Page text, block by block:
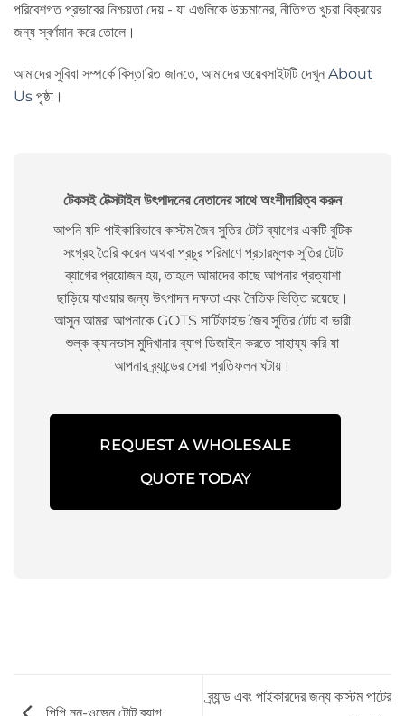
পরিবেশগত প্রভাবের নিশ্চয়তা দেয় - যা এগুলিকে উচ্চমানের, নীতিগত খুচরা বিক্রয়ের
জন্য স্বর্ণমান করে তোলে।
আমাদের সুবিধা সম্পর্কে বিস্তারিত জানতে, আমাদের ওয়েবসাইটটি দেখুন About
Us পৃষ্ঠা।
টেকসই টেক্সটাইল উৎপাদনের নেতাদের সাথে অংশীদারিত্ব করুন
আপনি যদি পাইকারিভাবে কাস্টম জৈব সুতির টোট ব্যাগের একটি বুটিক
সংগ্রহ তৈরি করেন অথবা প্রচুর পরিমাণে প্রচারমূলক সুতির টোট
ব্যাগের প্রয়োজন হয়, তাহলে আমাদের কাছে আপনার প্রত্যাশা
ছাড়িয়ে যাওয়ার জন্য উৎপাদন দক্ষতা এবং নৈতিক ভিত্তি রয়েছে।
আসুন আমরা আপনাকে GOTS সার্টিফাইড জৈব সুতির টোট বা ভারী
শুল্ক ক্যানভাস মুদিখানার ব্যাগ ডিজাইন করতে সাহায্য করি যা
আপনার ব্র্যান্ডের সেরা প্রতিফলন ঘটায়।
REQUEST A WHOLESALE
QUOTE TODAY
ব্র্যান্ড এবং পাইকারদের জন্য কাস্টম পাটের